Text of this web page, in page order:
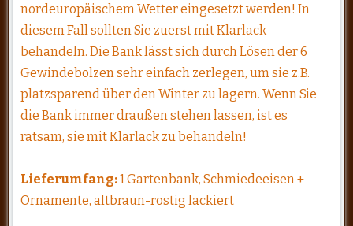
nordeuropäischem Wetter eingesetzt werden! In
diesem Fall sollten Sie zuerst mit Klarlack
behandeln. Die Bank lässt sich durch Lösen der 6
Gewindebolzen sehr einfach zerlegen, um sie z.B.
platzsparend über den Winter zu lagern. Wenn Sie
die Bank immer draußen stehen lassen, ist es
ratsam, sie mit Klarlack zu behandeln!
Lieferumfang:1 Gartenbank, Schmiedeeisen +
Ornamente, altbraun-rostig lackiert